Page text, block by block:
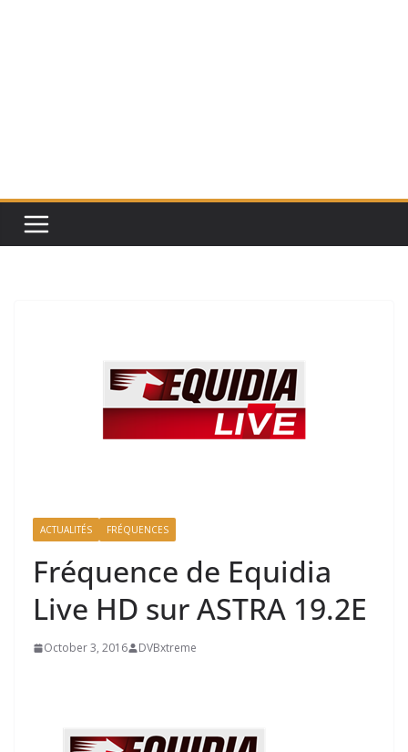
ACTUALITÉS FRÉQUENCES
Fréquence de Equidia
Live HD sur ASTRA 19.2E
October 3, 2016 DVBxtreme